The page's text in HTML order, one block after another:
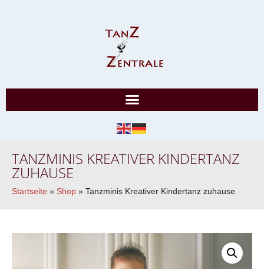
TANZMINIS KREATIVER KINDERTANZ
ZUHAUSE
Startseite » Shop » Tanzminis Kreativer Kindertanz zuhause